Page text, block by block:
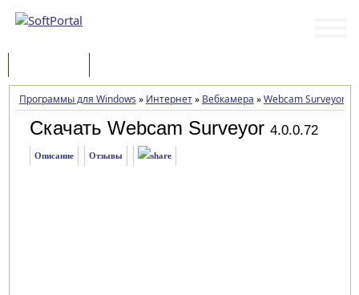
Программы для Windows » Интернет» Вебкамера »Webcam Surveyor
Скачать Webcam Surveyor 4.0.0.72
Описание Отзывы